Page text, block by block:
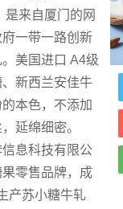
是来自厦门的网
一带一路创新
美国进口 A4级
新西兰安佳牛
本色，不添加
延绵细密。
息科技有限公
零售品牌，成
产苏小糖牛轧